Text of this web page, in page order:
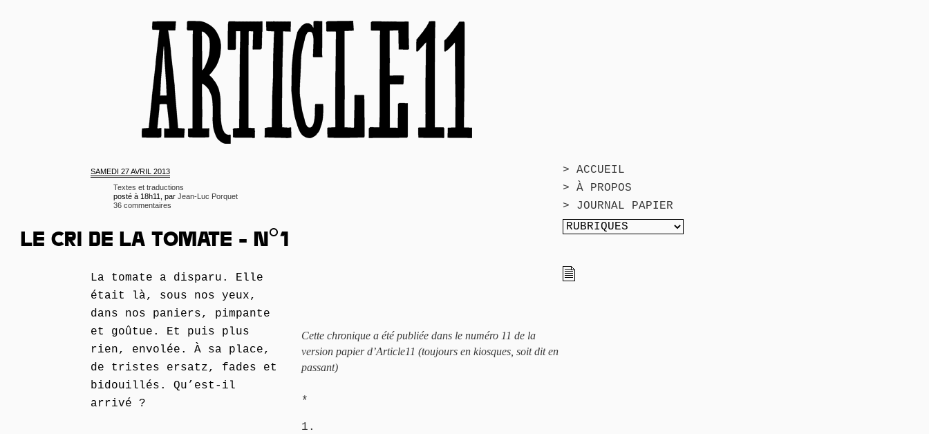
> ACCUEIL
> À PROPOS
> JOURNAL PAPIER
SAMEDI 27 AVRIL 2013
Textes et traductions
posté à 18h11, par Jean-Luc Porquet
36 commentaires
LE CRI DE LA TOMATE - N°1
La tomate a disparu. Elle
était là, sous nos yeux,
dans nos paniers, pimpante
et goûtue. Et puis plus
rien, envolée. À sa place,
de tristes ersatz, fades et
bidouillés. Qu’est-il
arrivé ?
Cette chronique a été publiée dans le numéro 11 de la
version papier d’Article11 (toujours en kiosques, soit dit en
passant)
*
1.